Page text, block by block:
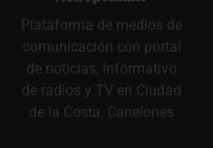
Plataforma de medios de
comunicación con portal
de noticias, Informativo
de radios y TV en Ciudad
de la Costa, Canelones